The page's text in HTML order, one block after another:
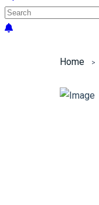
Home